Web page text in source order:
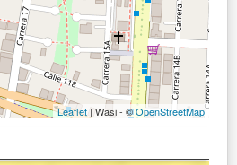
Leaflet | Wasi - ©OpenStreetMap